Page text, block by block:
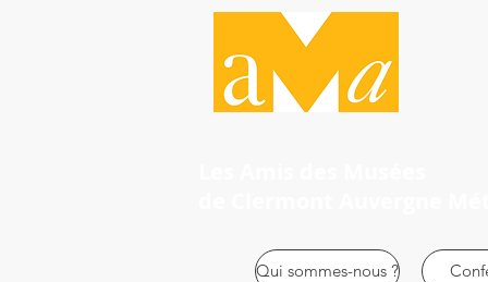
Qui sommes-nous ?